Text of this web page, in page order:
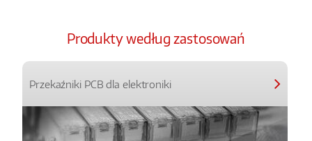
Produkty według zastosowań
Przekaźniki PCB dla elektroniki